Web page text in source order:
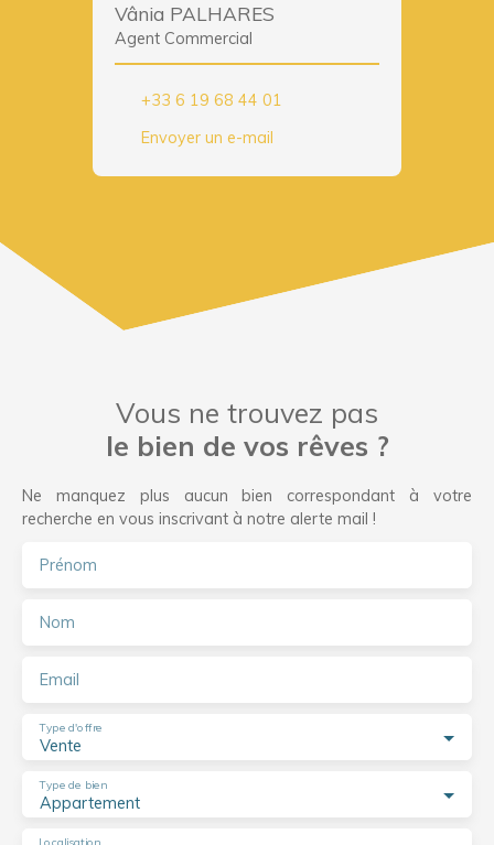
Vânia PALHARES
Agent Commercial
+33 6 19 68 44 01
Envoyer un e-mail
Vous ne trouvez pas
le bien de vos rêves ?
Ne manquez plus aucun bien correspondant à votre
recherche en vous inscrivant à notre alerte mail !
Prénom
Nom
Email
Vente
Type d'offre
Appartement
Type de bien
Localisation